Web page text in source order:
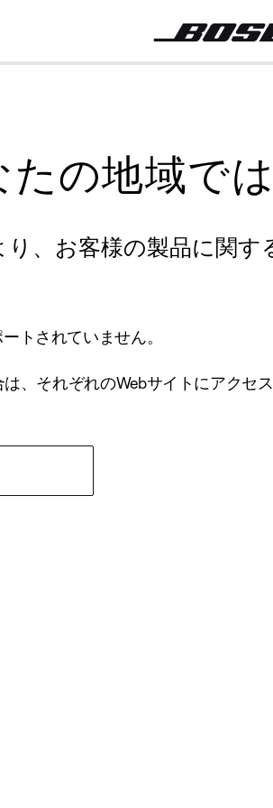
たの地域で
、お客様の製品に関す
トされていません。
、それぞれのWebサイトにアクセ